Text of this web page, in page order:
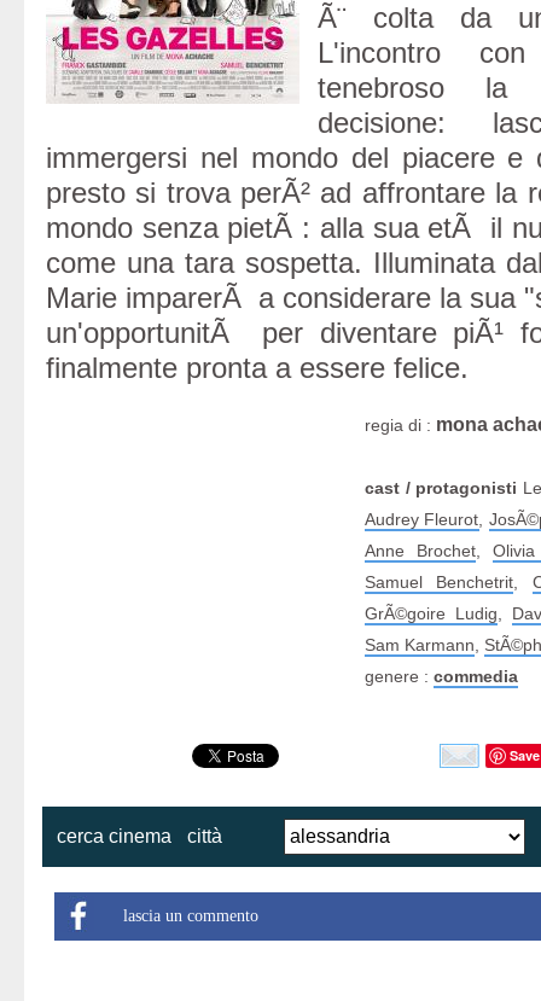
Ã¨ colta da
L'incontro
tenebroso
decisione:
immergersi nel mondo del piacere e
presto si trova perÃ² ad affrontare la
mondo senza pietÃ : alla sua etÃ il
come una tara sospetta. Illuminata
Marie imparerÃ a considerare la sua
un'opportunitÃ per diventare piÃ¹
finalmente pronta a essere felice.
regia di : mona
cast / protagonisti
Audrey Fleurot
Anne Brochet,
Samuel Benchetrit
GrÃ©goire Ludig
Sam Karmann
genere : commedia
Save
cerca cinema città
lascia un commento